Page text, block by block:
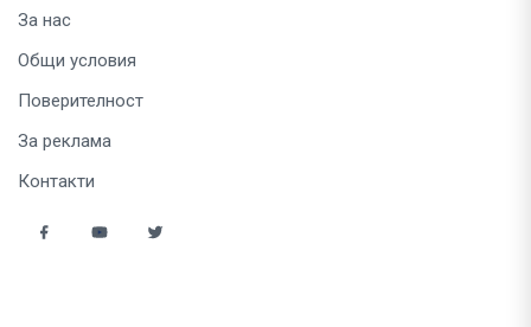
За нас
Общи условия
Поверителност
За реклама
Контакти